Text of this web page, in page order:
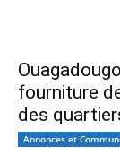
fourniture
des
Annonces et